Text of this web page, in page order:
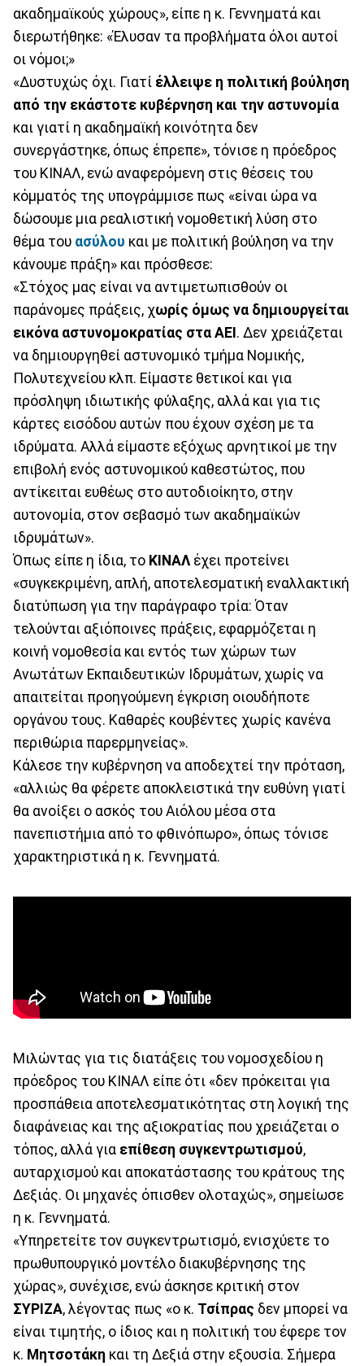
ακαδημαϊκούς χώρους», είπε η κ. Γεννηματά και
διερωτήθηκε: «Έλυσαν τα προβλήματα όλοι αυτοί
οι νόμοι;»
«Δυστυχώς όχι. Γιατί έλλειψε η πολιτική βούληση
από την εκάστοτε κυβέρνηση και την αστυνομία
και γιατί η ακαδημαϊκή κοινότητα δεν
συνεργάστηκε, όπως έπρεπε», τόνισε η πρόεδρος
του ΚΙΝΑΛ, ενώ αναφερόμενη στις θέσεις του
κόμματός της υπογράμμισε πως «είναι ώρα να
δώσουμε μια ρεαλιστική νομοθετική λύση στο
θέμα του ασύλου και με πολιτική βούληση να την
κάνουμε πράξη» και πρόσθεσε:
«Στόχος μας είναι να αντιμετωπισθούν οι
παράνομες πράξεις, χωρίς όμως να δημιουργείται
εικόνα αστυνομοκρατίας στα ΑΕΙ. Δεν χρειάζεται
να δημιουργηθεί αστυνομικό τμήμα Νομικής,
Πολυτεχνείου κλπ. Είμαστε θετικοί και για
πρόσληψη ιδιωτικής φύλαξης, αλλά και για τις
κάρτες εισόδου αυτών που έχουν σχέση με τα
ιδρύματα. Αλλά είμαστε εξόχως αρνητικοί με την
επιβολή ενός αστυνομικού καθεστώτος, που
αντίκειται ευθέως στο αυτοδιοίκητο, στην
αυτονομία, στον σεβασμό των ακαδημαϊκών
ιδρυμάτων».
Όπως είπε η ίδια, το ΚΙΝΑΛ έχει προτείνει
«συγκεκριμένη, απλή, αποτελεσματική εναλλακτική
διατύπωση για την παράγραφο τρία: Όταν
τελούνται αξιόποινες πράξεις, εφαρμόζεται η
κοινή νομοθεσία και εντός των χώρων των
Ανωτάτων Εκπαιδευτικών Ιδρυμάτων, χωρίς να
απαιτείται προηγούμενη έγκριση οιουδήποτε
οργάνου τους. Καθαρές κουβέντες χωρίς κανένα
περιθώρια παρερμηνείας».
Κάλεσε την κυβέρνηση να αποδεχτεί την πρόταση,
«αλλιώς θα φέρετε αποκλειστικά την ευθύνη γιατί
θα ανοίξει ο ασκός του Αιόλου μέσα στα
πανεπιστήμια από το φθινόπωρο», όπως τόνισε
χαρακτηριστικά η κ. Γεννηματά.
Μιλώντας για τις διατάξεις του νομοσχεδίου η
πρόεδρος του ΚΙΝΑΛ είπε ότι «δεν πρόκειται για
προσπάθεια αποτελεσματικότητας στη λογική της
διαφάνειας και της αξιοκρατίας που χρειάζεται ο
τόπος, αλλά για επίθεση συγκεντρωτισμού,
αυταρχισμού και αποκατάστασης του κράτους της
Δεξιάς. Οι μηχανές όπισθεν ολοταχώς», σημείωσε
η κ. Γεννηματά.
«Υπηρετείτε τον συγκεντρωτισμό, ενισχύετε το
πρωθυπουργικό μοντέλο διακυβέρνησης της
χώρας», συνέχισε, ενώ άσκησε κριτική στον
ΣΥΡΙΖΑ, λέγοντας πως «ο κ. Τσίπρας δεν μπορεί να
είναι τιμητής, ο ίδιος και η πολιτική του έφερε τον
κ. Μητσοτάκη και τη Δεξιά στην εξουσία. Σήμερα